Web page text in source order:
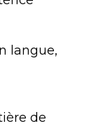
langue,
de